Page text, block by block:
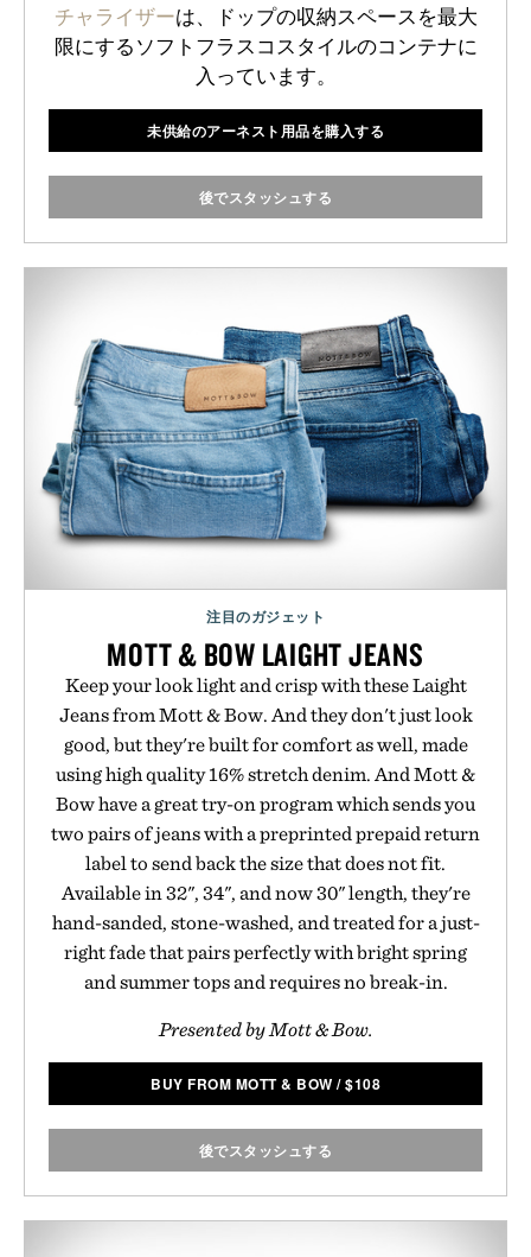
チャライザーは、ドップの収納スペースを最大
限にするソフトフラスコスタイルのコンテナに
入っています。
未供給のアーネスト用品を購入する
後でスタッシュする
注目のガジェット
MOTT & BOW LAIGHT JEANS
Keep your look light and crisp with these Laight
Jeans from Mott & Bow. And they don't just look
good, but they're built for comfort as well, made
using high quality 16% stretch denim. And Mott &
Bow have a great try-on program which sends you
two pairs of jeans with a preprinted prepaid return
label to send back the size that does not fit.
Available in 32", 34", and now 30" length, they're
hand-sanded, stone-washed, and treated for a just-
right fade that pairs perfectly with bright spring
and summer tops and requires no break-in.
Presented by Mott & Bow.
BUY FROM MOTT & BOW /$108
後でスタッシュする